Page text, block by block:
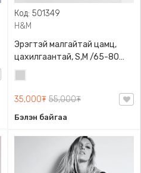
Код: 501349
H&M
Эрэгтэй малгайтай цамц,
цахилгаантай, S,M /65-80
кг/, H&M, 0852614006,
Даавуу
35,000₮ 55,000₮
Бэлэн байгаа